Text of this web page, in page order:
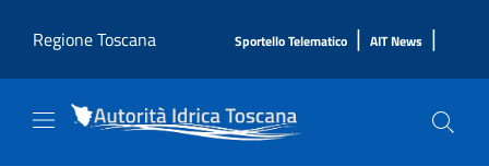
Regione Toscana
Sportello Telematico | AIT News |